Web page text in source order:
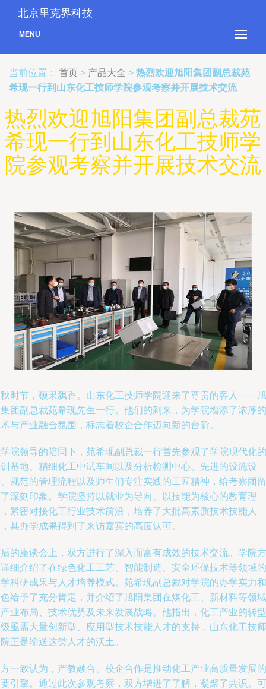
北京里克界科技
MENU
当前位置： 首页 > 产品大全 > 热烈欢迎旭阳集团副总裁苑
希现一行到山东化工技师学院参观考察并开展技术交流
热烈欢迎旭阳集团副总裁苑
希现一行到山东化工技师学
院参观考察并开展技术交流
时节，硕果飘香。山东化工技师学院迎来了尊贵的客人——旭
团副总裁苑希现先生一行。他们的到来，为学院增添了浓厚的
与产业融合氛围，标志着校企合作迈向新的台阶。
院领导的陪同下，苑希现副总裁一行首先参观了学院现代化的
基地、精细化工中试车间以及分析检测中心。先进的设施设
规范的管理流程以及师生们专注实践的工匠精神，给考察团留
深刻印象。学院坚持以就业为导向、以技能为核心的教育理
紧密对接化工行业技术前沿，培养了大批高素质技术技能人
其办学成果得到了来访嘉宾的高度认可。
的座谈会上，双方进行了深入而富有成效的技术交流。学院方
细介绍了在绿色化工工艺、智能制造、安全环保技术等领域的
科研成果与人才培养模式。苑希现副总裁对学院的办学实力和
给予了充分肯定，并介绍了旭阳集团在煤化工、新材料等领域
业布局、技术优势及未来发展战略。他指出，化工产业的转型
亟需大量创新型、应用型技术技能人才的支持，山东化工技师
正是输送这类人才的沃土。
一致认为，产教融合、校企合作是推动化工产业高质量发展的
引擎。通过此次参观考察，双方增进了了解，凝聚了共识。可